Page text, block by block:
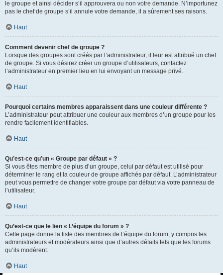
le groupe et ainsi décider s’il approuvera ou non votre demande. N’importunez
pas le chef de groupe s’il annule votre demande, il a sûrement ses raisons.
Haut
Comment devenir chef de groupe ?
Lorsque des groupes sont créés par l’administrateur, il leur est attribué un chef
de groupe. Si vous désirez créer un groupe d’utilisateurs, contactez
l’administrateur en premier lieu en lui envoyant un message privé.
Haut
Pourquoi certains membres apparaissent dans une couleur différente ?
L’administrateur peut attribuer une couleur aux membres d’un groupe pour les
rendre facilement identifiables.
Haut
Qu’est-ce qu’un « Groupe par défaut » ?
Si vous êtes membre de plus d’un groupe, celui par défaut est utilisé pour
déterminer le rang et la couleur de groupe affichés par défaut. L’administrateur
peut vous permettre de changer votre groupe par défaut via votre panneau de
l’utilisateur.
Haut
Qu’est-ce que le lien « L’équipe du forum » ?
Cette page donne la liste des membres de l’équipe du forum, y compris les
administrateurs et modérateurs ainsi que d’autres détails tels que les forums
qu’ils modèrent.
Haut